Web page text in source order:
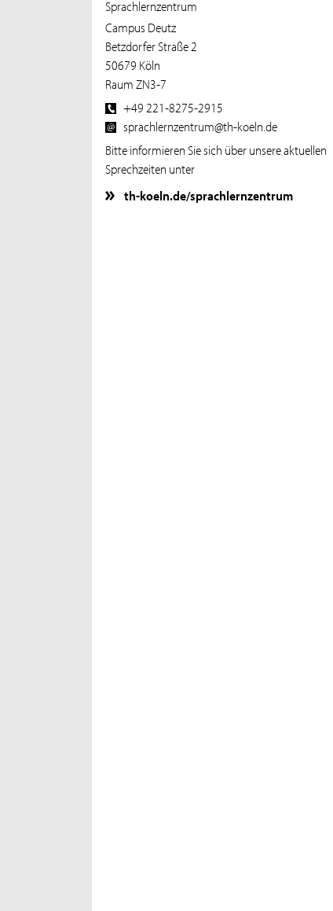
Sprachlernzentrum
Campus Deutz
Betzdorfer Straße 2
50679 Köln
Raum ZN3-7
+49 221-8275-2915
sprachlernzentrum@th-koeln.de
Bitte informieren Sie sich über unsere aktuellen
Sprechzeiten unter
th-koeln.de/sprachlernzentrum